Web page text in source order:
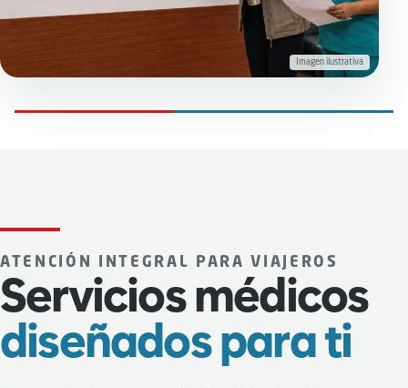
Imagen ilustrativa
ATENCIÓN INTEGRAL PARA VIAJEROS
Servicios médicos
diseñados para ti